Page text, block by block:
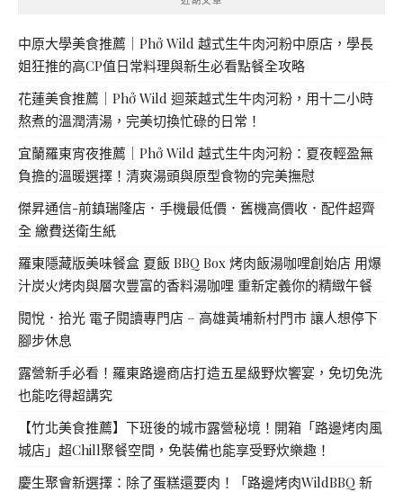
中原大學美食推薦｜Phở Wild 越式生牛肉河粉中原店，學長
姐狂推的高CP值日常料理與新生必看點餐全攻略
花蓮美食推薦｜Phở Wild 迴萊越式生牛肉河粉，用十二小時
熬煮的溫潤清湯，完美切換忙碌的日常！
宜蘭羅東宵夜推薦｜Phở Wild 越式生牛肉河粉：夏夜輕盈無
負擔的溫暖選擇！清爽湯頭與原型食物的完美撫慰
傑昇通信-前鎮瑞隆店．手機最低價．舊機高價收．配件超齊
全 繳費送衛生紙
羅東隱藏版美味餐盒 夏飯 BBQ Box 烤肉飯湯咖哩創始店 用爆
汁炭火烤肉與層次豐富的香料湯咖哩 重新定義你的精緻午餐
閱悅．拾光 電子閱讀專門店 – 高雄黃埔新村門市 讓人想停下
腳步休息
露營新手必看！羅東路邊商店打造五星級野炊饗宴，免切免洗
也能吃得超講究
【竹北美食推薦】下班後的城市露營秘境！開箱「路邊烤肉風
城店」超Chill聚餐空間，免裝備也能享受野炊樂趣！
慶生聚會新選擇：除了蛋糕還要肉！「路邊烤肉WildBBQ 新